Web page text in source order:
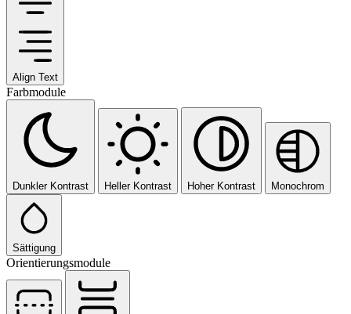
Align Text
Farbmodule
Dunkler Kontrast Heller Kontrast Hoher Kontrast Monochrom
Sättigung
Orientierungsmodule